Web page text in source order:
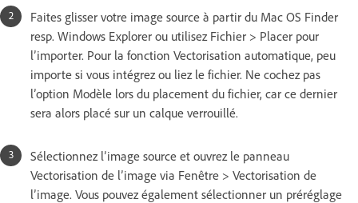
Faites glisser votre image source à partir du Mac OS Finder
resp. Windows Explorer ou utilisez Fichier > Placer pour
l’importer. Pour la fonction Vectorisation automatique, peu
importe si vous intégrez ou liez le fichier. Ne cochez pas
l’option Modèle lors du placement du fichier, car ce dernier
sera alors placé sur un calque verrouillé.
Sélectionnez l’image source et ouvrez le panneau
Vectorisation de l’image via Fenêtre > Vectorisation de
l’image. Vous pouvez également sélectionner un préréglage